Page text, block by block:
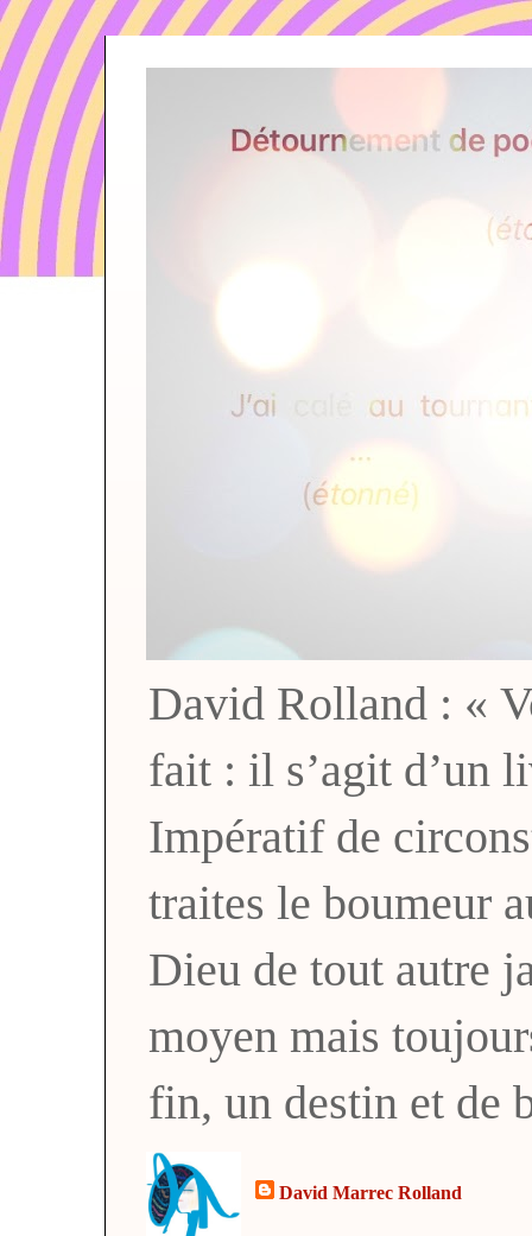
David Rolland : «
fait : il s’agit d’un
Impératif de
traites le boumeur
Dieu de tout autre
moyen mais
fin, un destin et de
David Marrec Rolland